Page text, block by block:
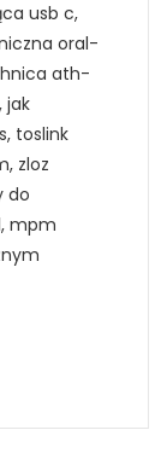
usb c,
oral-
ath-
jak
toslink
zloz
do
mpm